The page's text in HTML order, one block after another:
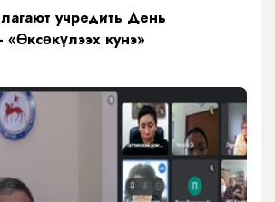
учредить День
«Өксөкүлээх кунэ»